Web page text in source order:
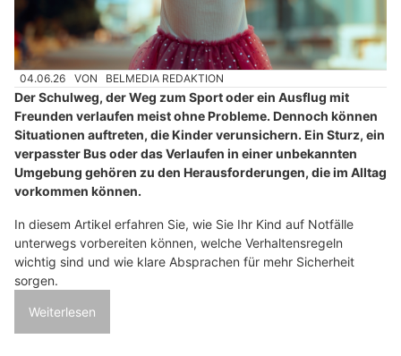
04.06.26 VON BELMEDIA REDAKTION
Der Schulweg, der Weg zum Sport oder ein Ausflug mit
Freunden verlaufen meist ohne Probleme. Dennoch können
Situationen auftreten, die Kinder verunsichern. Ein Sturz, ein
verpasster Bus oder das Verlaufen in einer unbekannten
Umgebung gehören zu den Herausforderungen, die im Alltag
vorkommen können.
In diesem Artikel erfahren Sie, wie Sie Ihr Kind auf Notfälle
unterwegs vorbereiten können, welche Verhaltensregeln
wichtig sind und wie klare Absprachen für mehr Sicherheit
sorgen.
Weiterlesen